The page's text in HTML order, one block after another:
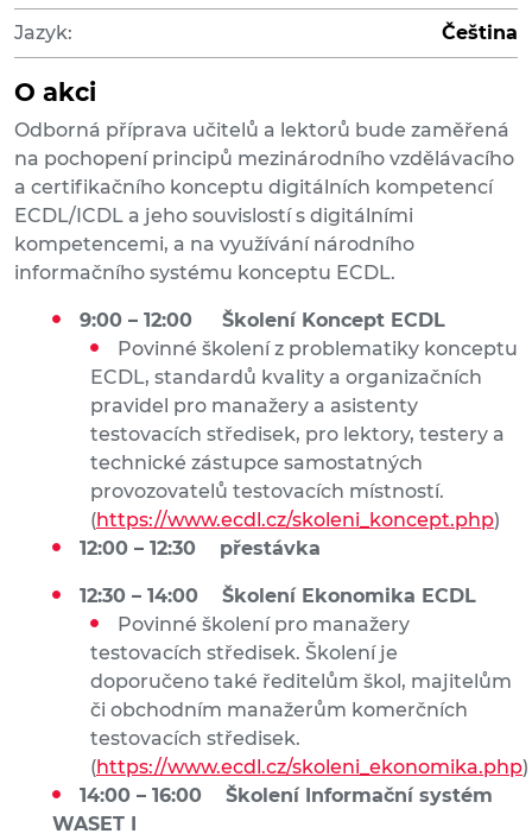
Jazyk: Čeština
O akci
Odborná příprava učitelů a lektorů bude zaměřená
na pochopení principů mezinárodního vzdělávacího
a certifikačního konceptu digitálních kompetencí
ECDL/ICDL a jeho souvislostí s digitálními
kompetencemi, a na využívání národního
informačního systému konceptu ECDL.
9:00 – 12:00 Školení Koncept ECDL
Povinné školení z problematiky konceptu
ECDL, standardů kvality a organizačních
pravidel pro manažery a asistenty
testovacích středisek, pro lektory, testery a
technické zástupce samostatných
provozovatelů testovacích místností.
(https://www.ecdl.cz/skoleni_koncept.php)
12:00 – 12:30 přestávka
12:30 – 14:00 Školení Ekonomika ECDL
Povinné školení pro manažery
testovacích středisek. Školení je
doporučeno také ředitelům škol, majitelům
či obchodním manažerům komerčních
testovacích středisek.
(https://www.ecdl.cz/skoleni_ekonomika.php)
14:00 – 16:00 Školení Informační systém
WASET I